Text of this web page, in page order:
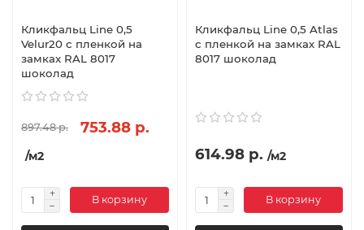
Кликфальц Line 0,5
Velur20 с пленкой на
замках RAL 8017
шоколад
897.48 р. 753.88 р.
/м2
В корзину
Кликфальц Line 0,5 Atlas
с пленкой на замках RAL
8017 шоколад
614.98 р. /м2
В корзину